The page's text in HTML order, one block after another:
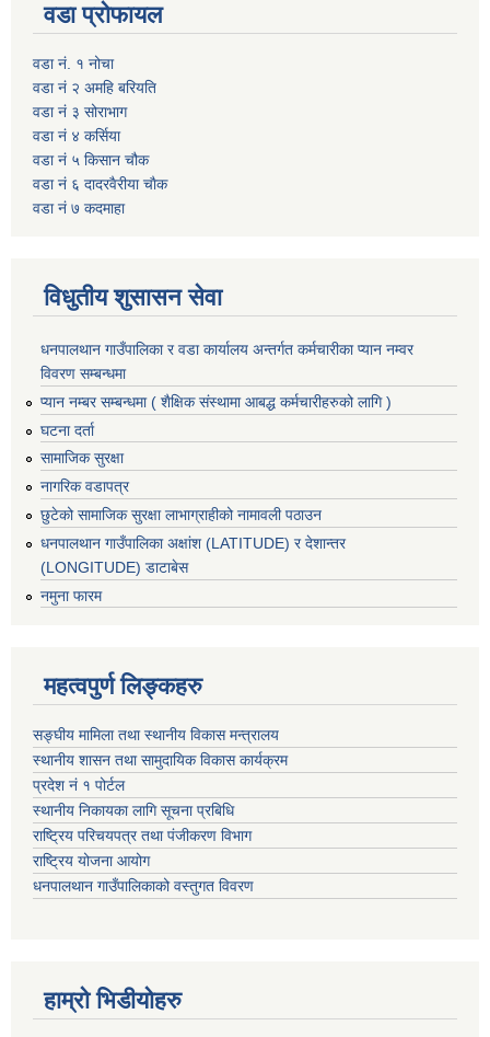
वडा प्रोफायल
वडा नं. १ नोचा
वडा नं २ अमहि बरियति
वडा नं ३ सोराभाग
वडा नं ४ कर्सिया
वडा नं ५ किसान चौक
वडा नं ६ दादरवैरीया चाैक
वडा नं ७ कदमाहा
विधुतीय शुसासन सेवा
धनपालथान गाउँपालिका र वडा कार्यालय अन्तर्गत कर्मचारीका प्यान नम्वर
विवरण सम्बन्धमा
प्यान नम्बर सम्बन्धमा ( शैक्षिक संस्थामा आबद्ध कर्मचारीहरुको लागि )
घटना दर्ता
सामाजिक सुरक्षा
नागरिक वडापत्र
छुटेको सामाजिक सुरक्षा लाभाग्राहीको नामावली पठाउन
धनपालथान गाउँपालिका अक्षांश (LATITUDE) र देशान्तर
(LONGITUDE) डाटाबेस
नमुना फारम
महत्वपुर्ण लिङ्कहरु
सङ्घीय मामिला तथा स्थानीय विकास मन्त्रालय
स्थानीय शासन तथा सामुदायिक विकास कार्यक्रम
प्रदेश नं १ पोर्टल
स्थानीय निकायका लागि सूचना प्रबिधि
राष्ट्रिय परिचयपत्र तथा पंजीकरण विभाग
राष्ट्रिय योजना आयोग
धनपालथान गाउँपालिकाको वस्तुगत विवरण
हाम्रो भिडीयोहरु